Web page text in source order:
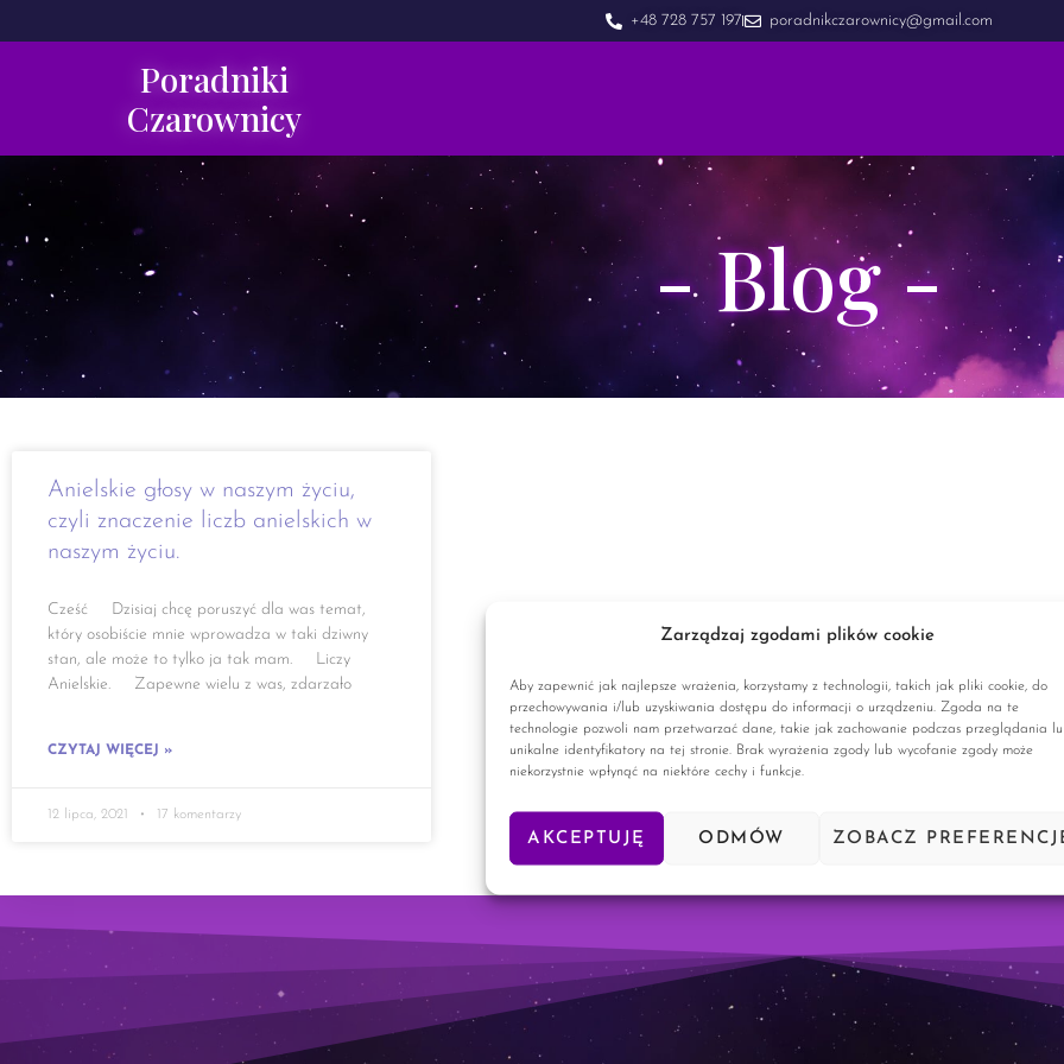
Zarządzaj zgodami plików cookie
Aby zapewnić jak najlepsze wrażenia, korzystamy z technologii, takich jak pliki cookie, do
przechowywania i/lub uzyskiwania dostępu do informacji o urządzeniu. Zgoda na te
technologie pozwoli nam przetwarzać dane, takie jak zachowanie podczas przeglądania
unikalne identyfikatory na tej stronie. Brak wyrażenia zgody lub wycofanie zgody może
niekorzystnie wpłynąć na niektóre cechy i funkcje.
AKCEPTUJĘ ODMÓW ZOBACZ
+48 728 757 197 poradnikczarownicy@gmail.com
Poradniki
Czarownicy
- Blog -
Anielskie głosy w naszym życiu,
czyli znaczenie liczb anielskich w
naszym życiu.
Cześć Dzisiaj chcę poruszyć dla was temat,
który osobiście mnie wprowadza w taki dziwny
stan, ale może to tylko ja tak mam. Liczy
Anielskie. Zapewne wielu z was, zdarzało
CZYTAJ WIĘCEJ »
12 lipca, 2021 17 komentarzy